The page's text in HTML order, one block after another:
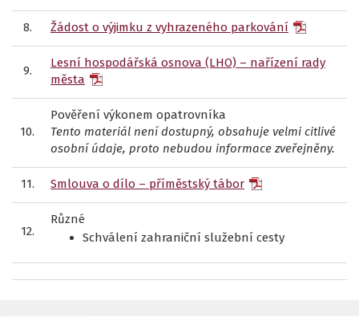
8. Žádost o výjimku z vyhrazeného parkování
9.
Lesní hospodářská osnova (LHO) – nařízení rady
města
10.
Pověření výkonem opatrovníka
Tento materiál není dostupný, obsahuje velmi citlivé
osobní údaje, proto nebudou informace zveřejněny.
11. Smlouva o dílo – příměstský tábor
12.
Různé
Schválení zahraniční služební cesty